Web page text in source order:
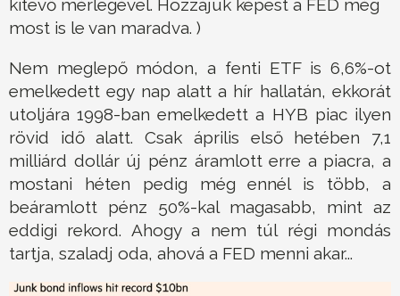
kitevő mérlegével. Hozzájuk képest a FED még
most is le van maradva. )
Nem meglepő módon, a fenti ETF is 6,6%-ot
emelkedett egy nap alatt a hír hallatán, ekkorát
utoljára 1998-ban emelkedett a HYB piac ilyen
rövid idő alatt. Csak április első hetében 7,1
milliárd dollár új pénz áramlott erre a piacra, a
mostani héten pedig még ennél is több, a
beáramlott pénz 50%-kal magasabb, mint az
eddigi rekord. Ahogy a nem túl régi mondás
tartja, szaladj oda, ahová a FED menni akar...